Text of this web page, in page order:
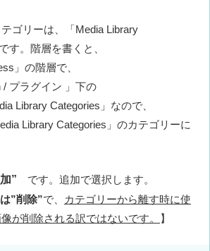
ゴリーは、「Media Library
す。階層を書くと、
」の階層で、
/ プラグイン 」下の
Library Categories」なので、
Library Categories」のカテゴリーに
” です。追加で選択します。
”削除”で、
カテゴリーから離す時に使
が削除される訳ではないです。
】